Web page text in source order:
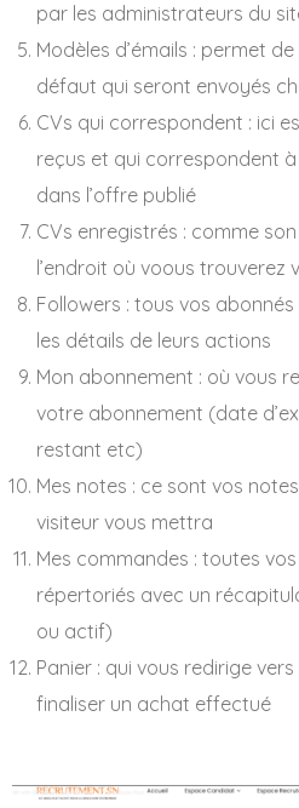
par les administrateurs du
Modèles d’émails : permet
défaut qui seront envoyés
CVs qui correspondent : ici
reçus et qui correspondent
dans l’offre publié
CVs enregistrés : comme son
l’endroit où voous trouverez
Followers : tous vos
les détails de leurs actions
Mon abonnement : où vous
votre abonnement (date
restant etc)
Mes notes : ce sont vos
visiteur vous mettra
Mes commandes : toutes
répertoriés avec un
ou actif)
Panier : qui vous redirige
finaliser un achat effectué